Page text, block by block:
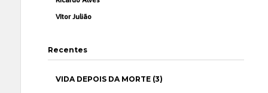
Vítor Julião
Recentes
VIDA DEPOIS DA MORTE (3)